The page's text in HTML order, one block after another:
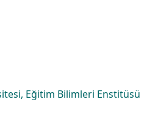
Eğitim Bilimleri Enstitüsü